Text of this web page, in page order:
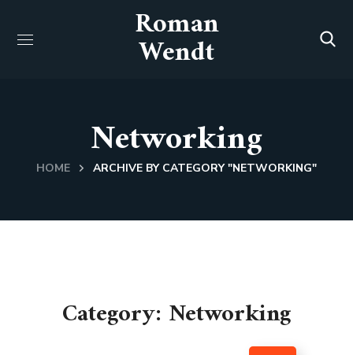
Roman
Wendt
Networking
HOME ARCHIVE BY CATEGORY "NETWORKING"
Category: Networking